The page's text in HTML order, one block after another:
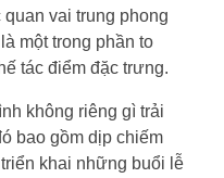
vai trung phong
một trong phần to
tác điểm đặc trưng.
không riêng gì trải
bao gồm dịp chiếm
khai những buổi lễ